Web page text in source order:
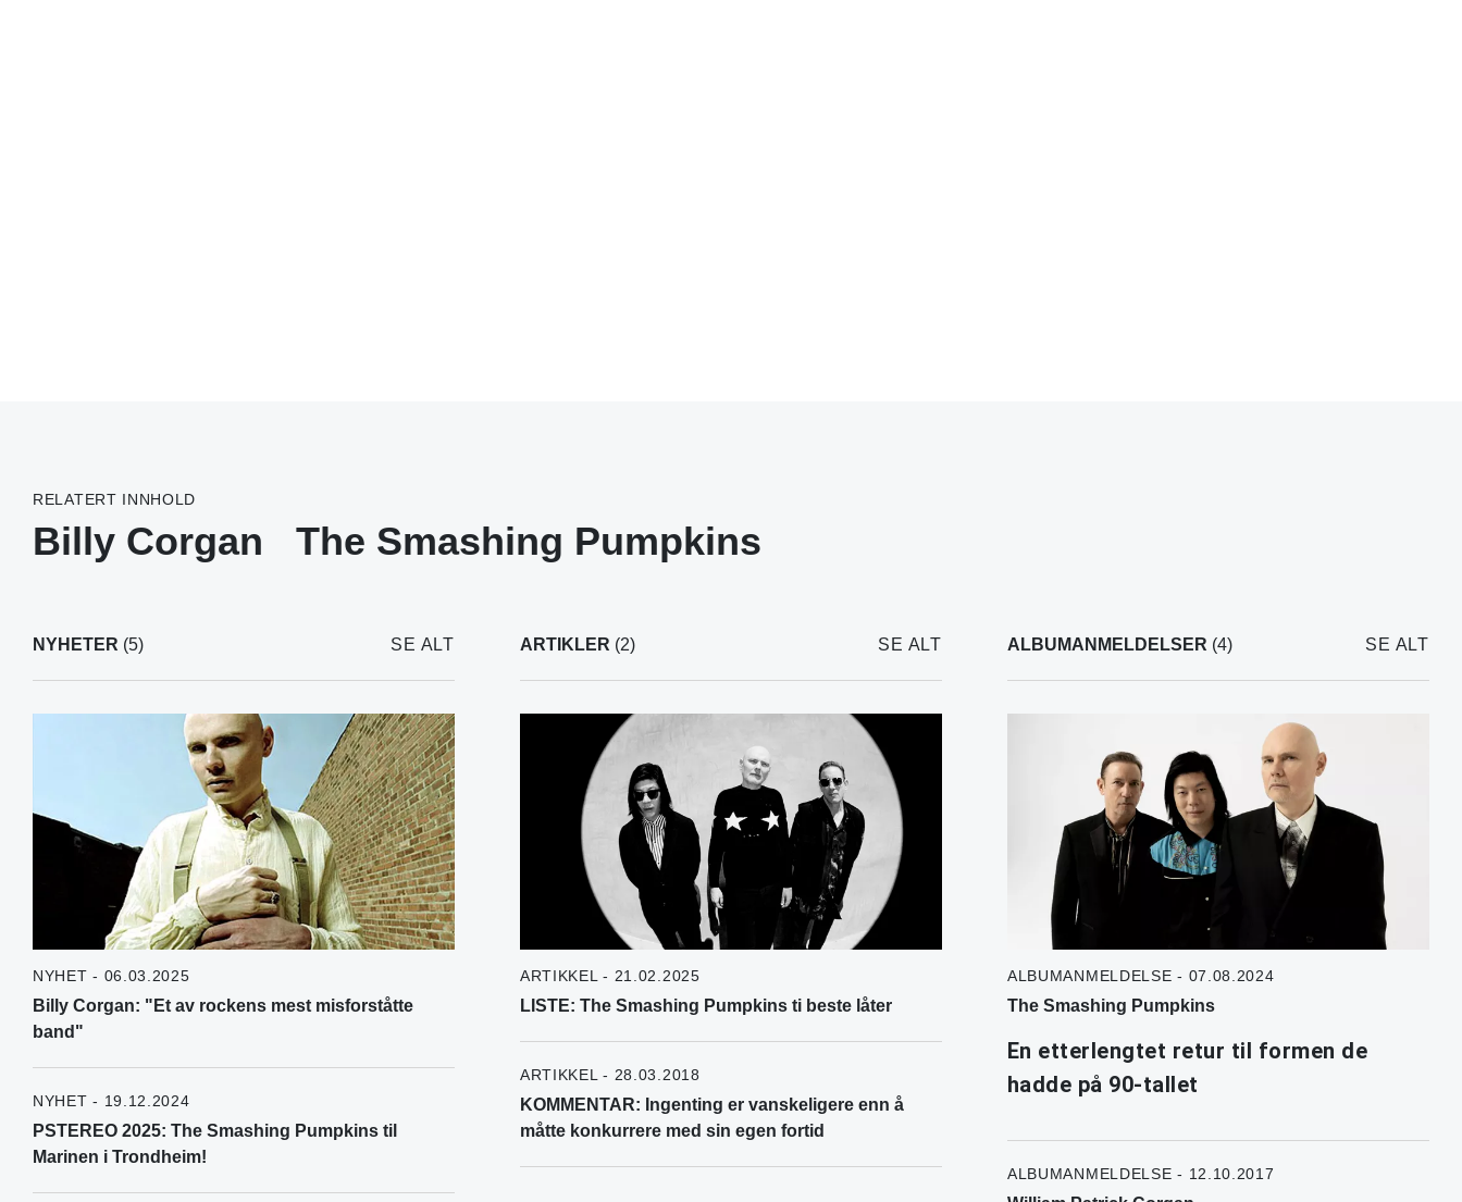
RELATERT INNHOLD
Billy Corgan The Smashing Pumpkins
NYHETER (5) SE ALT
NYHET - 06.03.2025
Billy Corgan: "Et av rockens mest misforståtte
band"
NYHET - 19.12.2024
PSTEREO 2025: The Smashing Pumpkins til
Marinen i Trondheim!
ARTIKLER (2) SE ALT
ARTIKKEL - 21.02.2025
LISTE: The Smashing Pumpkins ti beste låter
ARTIKKEL - 28.03.2018
KOMMENTAR: Ingenting er vanskeligere enn å
måtte konkurrere med sin egen fortid
ALBUMANMELDELSER (4) SE ALT
ALBUMANMELDELSE - 07.08.2024
The Smashing Pumpkins
En etterlengtet retur til formen de
hadde på 90-tallet
ALBUMANMELDELSE - 12.10.2017